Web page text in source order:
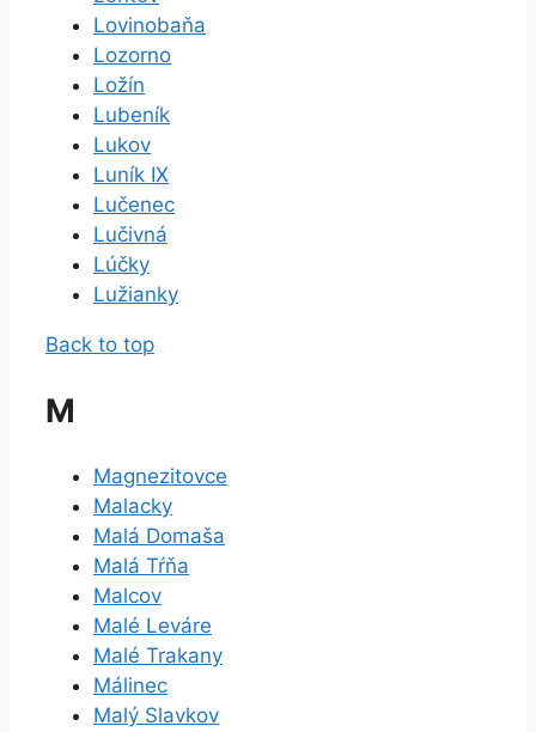
Lovinobaňa
Lozorno
Ložín
Lubeník
Lukov
Luník IX
Lučenec
Lučivná
Lúčky
Lužianky
Back to top
M
Magnezitovce
Malacky
Malá Domaša
Malá Tŕňa
Malcov
Malé Leváre
Malé Trakany
Málinec
Malý Slavkov